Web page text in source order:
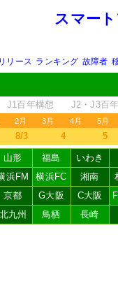
スマー
リース ランキング 故障者
J1百年構想 J2・J3百
2月 3月 4月 5月
8/3 4 5
山形 福島
いわき
浜FM 横浜FC 湘南
京都 G大阪 C大阪
北九州 鳥栖 長崎